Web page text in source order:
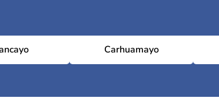
Carhuamayo